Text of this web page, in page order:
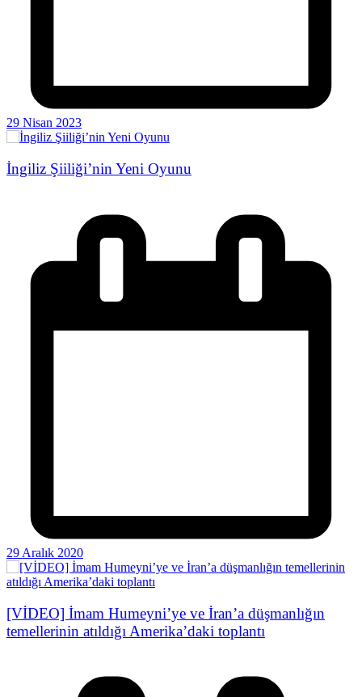
29 Nisan 2023
İngiliz Şiiliği’nin Yeni Oyunu
29 Aralık 2020
[VİDEO] İmam Humeyni’ye ve İran’a düşmanlığın
temellerinin atıldığı Amerika’daki toplantı